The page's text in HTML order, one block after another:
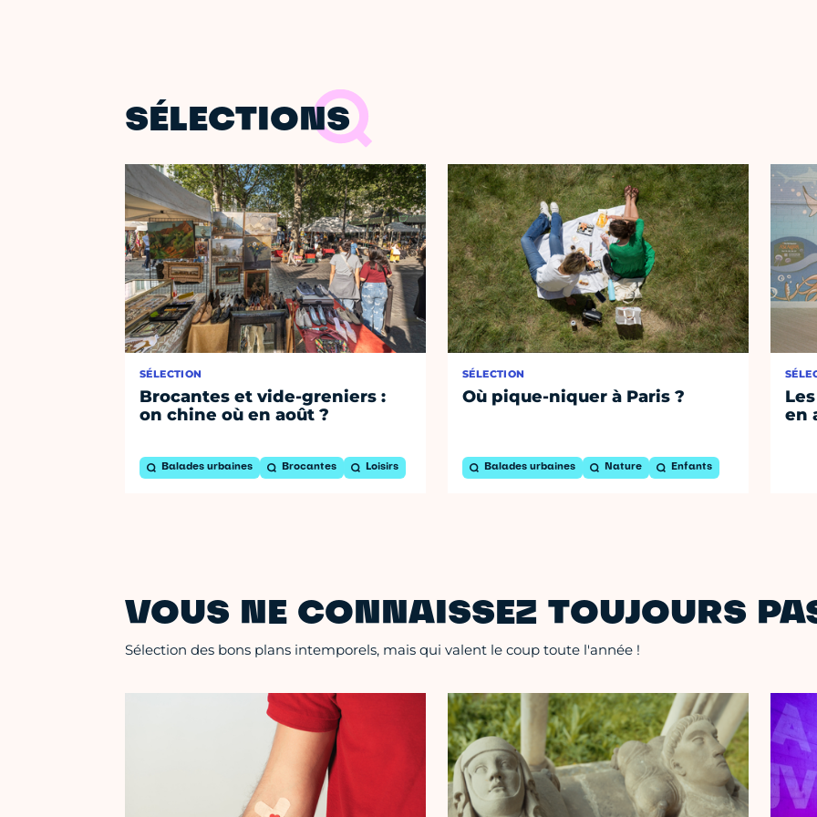
SÉLECTIONS
SÉLECTION
Brocantes et vide-greniers :
on chine où en août ?
Balades urbaines Brocantes Loisirs
SÉLECTION
Où pique-niquer à Paris ?
Balades urbaines Nature Enfants
en
VOUS NE CONNAISSEZ TOUJOURS
Sélection des bons plans intemporels, mais qui valent le coup toute l'année !